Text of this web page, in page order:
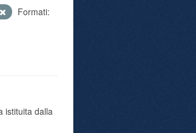
Formati:
istituita dalla